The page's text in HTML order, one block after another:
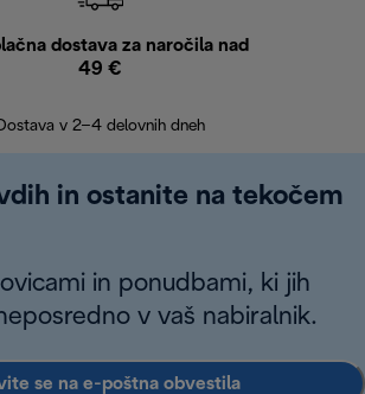
dostava za naročila nad
49 €
v 2–4 delovnih dneh
in ostanite na tekočem
in ponudbami, ki jih
v vaš nabiralnik.
se na e-poštna obvestila